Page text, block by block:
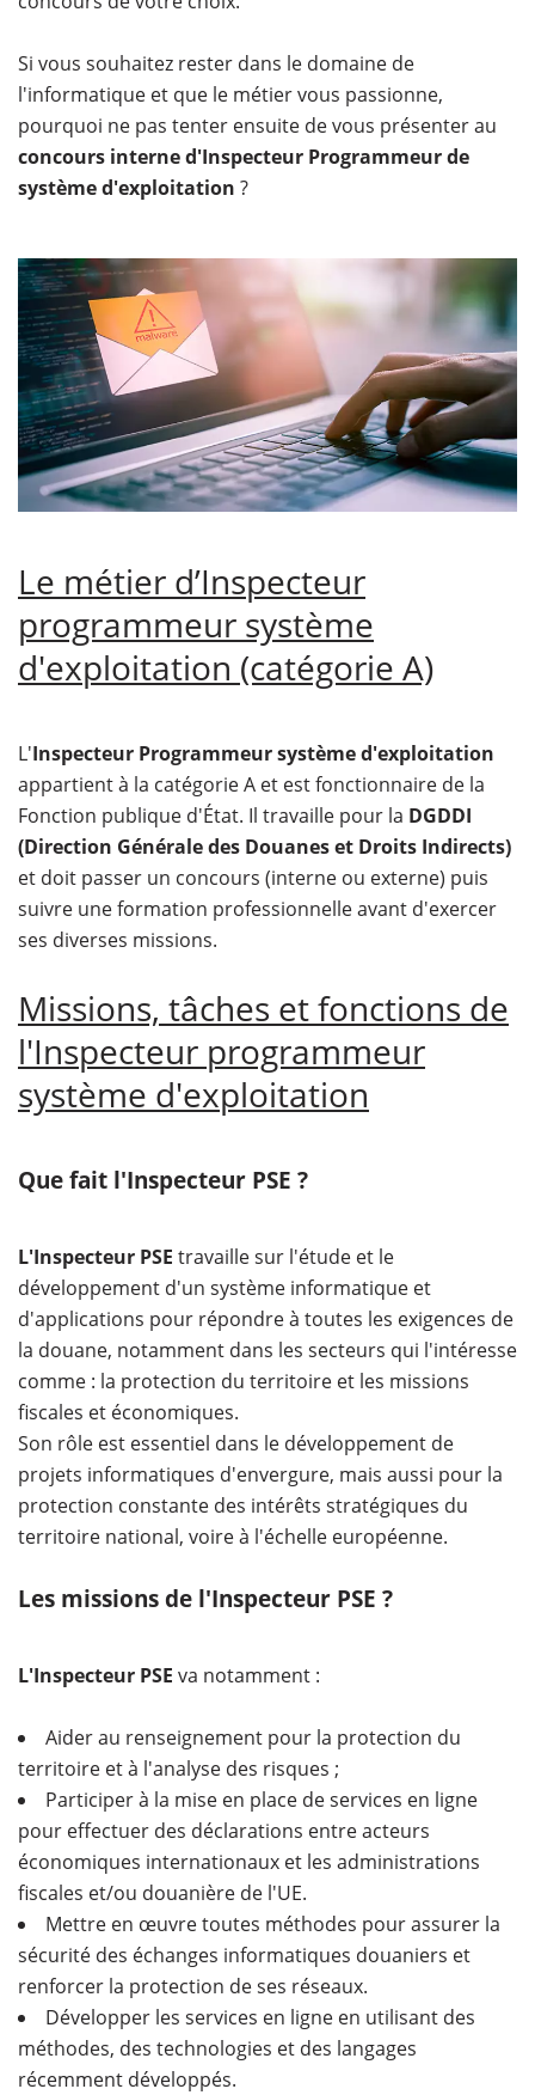
Si vous souhaitez rester dans le domaine de
l'informatique et que le métier vous passionne,
pourquoi ne pas tenter ensuite de vous présenter au
concours interne d'Inspecteur Programmeur de
système d'exploitation ?
Le métier d’Inspecteur
programmeur système
d'exploitation (catégorie A)
L'Inspecteur Programmeur système d'exploitation
appartient à la catégorie A et est fonctionnaire de la
Fonction publique d'État. Il travaille pour la DGDDI
(Direction Générale des Douanes et Droits Indirects)
et doit passer un concours (interne ou externe) puis
suivre une formation professionnelle avant d'exercer
ses diverses missions.
Missions, tâches et fonctions de
l'Inspecteur programmeur
système d'exploitation
Que fait l'Inspecteur PSE ?
L'Inspecteur PSE travaille sur l'étude et le
développement d'un système informatique et
d'applications pour répondre à toutes les exigences de
la douane, notamment dans les secteurs qui l'intéresse
comme : la protection du territoire et les missions
fiscales et économiques.
Son rôle est essentiel dans le développement de
projets informatiques d'envergure, mais aussi pour la
protection constante des intérêts stratégiques du
territoire national, voire à l'échelle européenne.
Les missions de l'Inspecteur PSE ?
L'Inspecteur PSE va notamment :
Aider au renseignement pour la protection du
territoire et à l'analyse des risques ;
Participer à la mise en place de services en ligne
pour effectuer des déclarations entre acteurs
économiques internationaux et les administrations
fiscales et/ou douanière de l'UE.
Mettre en œuvre toutes méthodes pour assurer la
sécurité des échanges informatiques douaniers et
renforcer la protection de ses réseaux.
Développer les services en ligne en utilisant des
méthodes, des technologies et des langages
récemment développés.